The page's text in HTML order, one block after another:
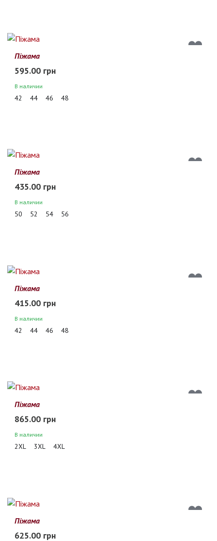
Піжама
595.00 грн
В наличии
42 44 46 48
Піжама
435.00 грн
В наличии
50 52 54 56
Піжама
415.00 грн
В наличии
42 44 46 48
Піжама
865.00 грн
В наличии
2XL 3XL 4XL
Піжама
625.00 грн